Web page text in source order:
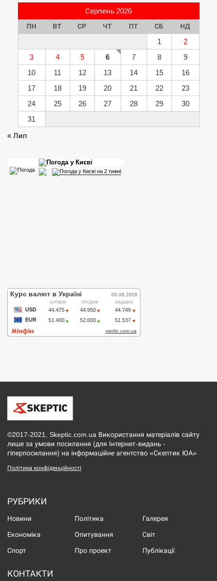
Серпень 2026
ПН ВТ СР ЧТ ПТ СБ НД
1
2
3
4 5 6 7 8
9
10
11 12 13 14 15
16
17
18 19 20 21 22
23
24
25 26 27 28 29
30
31
« Лип
©2017-2021, Skeptic.com.ua Використання матеріалів сайту
лише за умови посилання (для Інтернет-видань -
гіперпосилання) на інформаційне агентство «Скептик ЮА»
Політика конфіденційності
РУБРИКИ
Новини Політика Галерея
Економіка Опитування Світ
Спорт Про проект Публікації
КОНТАКТИ